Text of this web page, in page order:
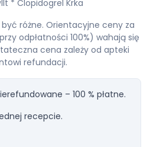
* Clopidogrel Krka
różne. Orientacyjne ceny za
odpłatności 100%) wahają się
cena zależy od apteki
refundacji.
– 100 % płatne.
recepcie.